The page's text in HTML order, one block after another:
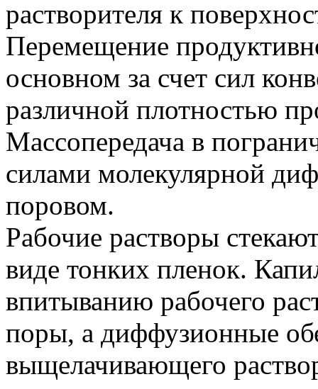
растворителя к
Перемещение
основном за счет сил
различной плотностью
Массопередача в
силами молекулярной
поровом.
Рабочие растворы
виде тонких пленок.
впитыванию рабочего
поры, а диффузионные
выщелачивающего